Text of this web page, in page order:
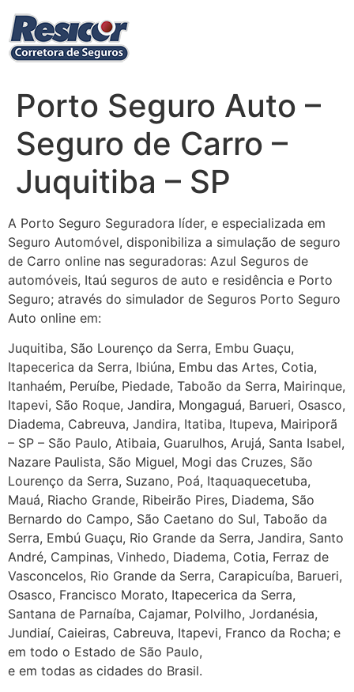
para
conteúdo
Porto Seguro Auto –
Seguro de Carro –
Juquitiba – SP
A Porto Seguro Seguradora líder, e especializada em
Seguro Automóvel, disponibiliza a simulação de seguro
de Carro online nas seguradoras: Azul Seguros de
automóveis, Itaú seguros de auto e residência e Porto
Seguro; através do simulador de Seguros Porto Seguro
Auto online em:
Juquitiba, São Lourenço da Serra, Embu Guaçu,
Itapecerica da Serra, Ibiúna, Embu das Artes, Cotia,
Itanhaém, Peruíbe, Piedade, Taboão da Serra, Mairinque,
Itapevi, São Roque, Jandira, Mongaguá, Barueri, Osasco,
Diadema, Cabreuva, Jandira, Itatiba, Itupeva, Mairiporã
– SP – São Paulo, Atibaia, Guarulhos, Arujá, Santa Isabel,
Nazare Paulista, São Miguel, Mogi das Cruzes, São
Lourenço da Serra, Suzano, Poá, Itaquaquecetuba,
Mauá, Riacho Grande, Ribeirão Pires, Diadema, São
Bernardo do Campo, São Caetano do Sul, Taboão da
Serra, Embú Guaçu, Rio Grande da Serra, Jandira, Santo
André, Campinas, Vinhedo, Diadema, Cotia, Ferraz de
Vasconcelos, Rio Grande da Serra, Carapicuíba, Barueri,
Osasco, Francisco Morato, Itapecerica da Serra,
Santana de Parnaíba, Cajamar, Polvilho, Jordanésia,
Jundiaí, Caieiras, Cabreuva, Itapevi, Franco da Rocha; e
em todo o Estado de São Paulo,
e em todas as cidades do Brasil.